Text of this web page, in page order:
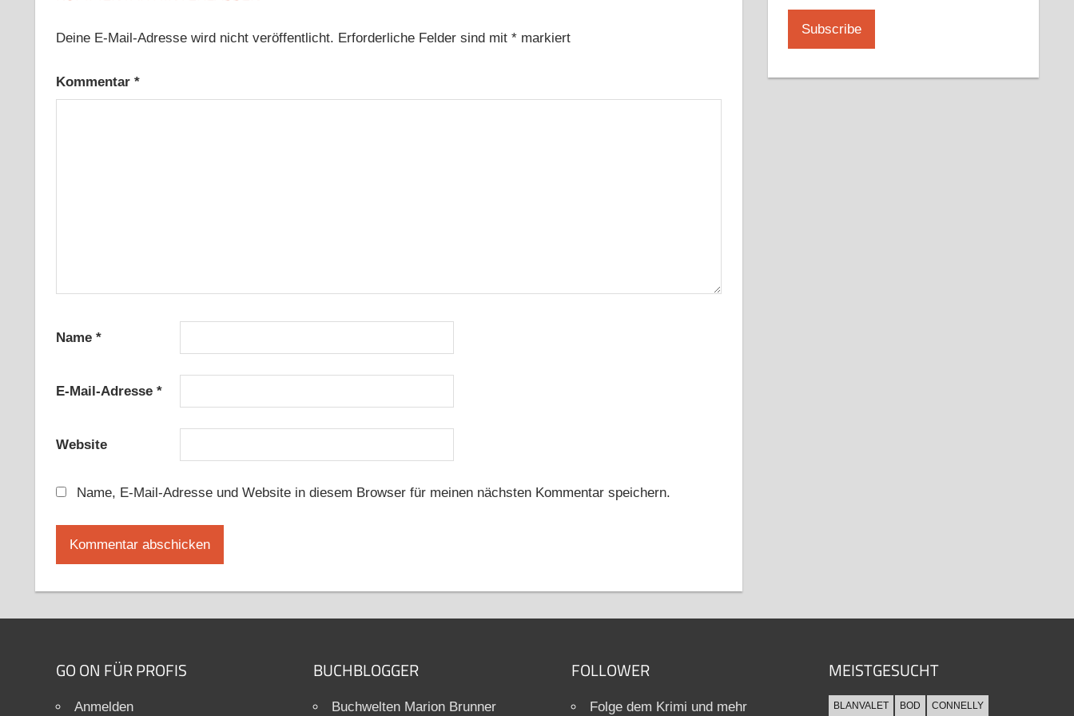
Deine E-Mail-Adresse wird nicht veröffentlicht. Erforderliche Felder sind mit *markiert
Kommentar *
Name *
E-Mail-Adresse *
Website
Name, E-Mail-Adresse und Website in diesem Browser für meinen nächsten Kommentar speichern.
GO ON FÜR PROFIS
Anmelden
BUCHBLOGGER
Buchwelten Marion Brunner
FOLLOWER
Folge dem Krimi und mehr
MEISTGESUCHT
BLANVALET BOD CONNELLY